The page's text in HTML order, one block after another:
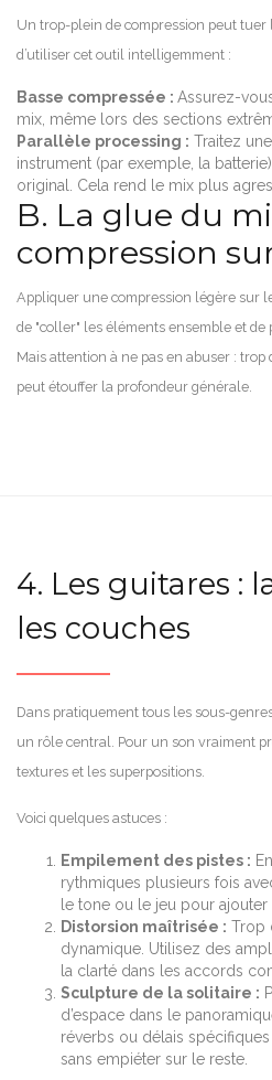
Un trop-plein de compression peut tuer
d’utiliser cet outil intelligemment :
Basse compressée : Assurez-
mix, même lors des sections
Parallèle processing : Traitez
instrument (par exemple, la
original. Cela rend le mix plus
B. La glue du
compression
Appliquer une compression légère sur
de "coller" les éléments ensemble et
Mais attention à ne pas en abuser :
peut étouffer la profondeur générale.
4. Les guitares :
les couches
Dans pratiquement tous les sous-
un rôle central. Pour un son vraiment
textures et les superpositions.
Voici quelques astuces :
Empilement des pistes :
rythmiques plusieurs fois
le tone ou le jeu pour ajouter
Distorsion maîtrisée : Trop
dynamique. Utilisez des
la clarté dans les accords
Sculpture de la solitaire :
d’espace dans le
réverbs ou délais
sans empiéter sur le reste.